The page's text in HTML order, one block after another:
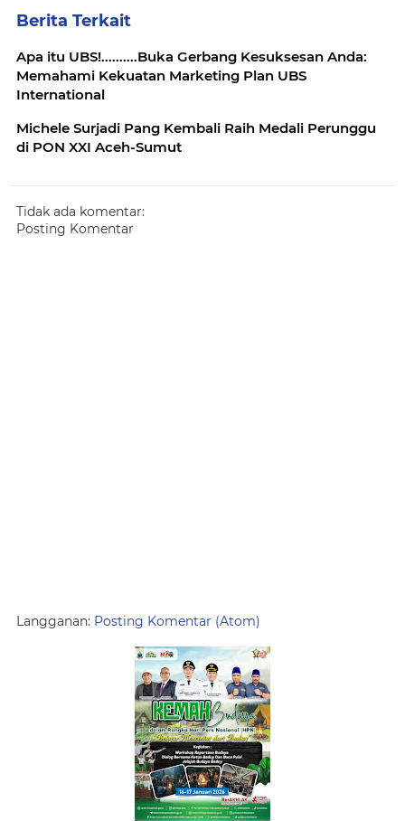
Berita Terkait
Apa itu UBS!..........Buka Gerbang Kesuksesan Anda:
Memahami Kekuatan Marketing Plan UBS
International
Michele Surjadi Pang Kembali Raih Medali Perunggu
di PON XXI Aceh-Sumut
Tidak ada komentar:
Posting Komentar
Langganan: Posting Komentar (Atom)